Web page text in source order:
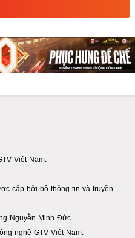
Việt Nam.
cấp bởi bộ thông tin và truyền
Nguyễn Minh Đức.
nghệ GTV Việt Nam.